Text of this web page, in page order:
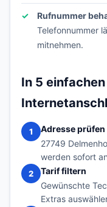
Rufnummer
Telefonnummer
mitnehmen.
In 5
1
Adresse prüfen
27749
werden sofort
2
Tarif filtern
Gewünschte
Extras